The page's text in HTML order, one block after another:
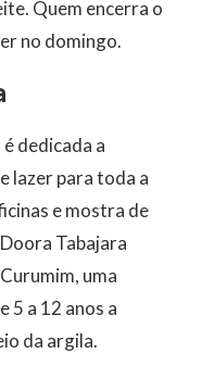
Quem encerra o
no domingo.
dedicada a
lazer para toda a
e mostra de
Tabajara
uma
5 a 12 anos a
da argila.